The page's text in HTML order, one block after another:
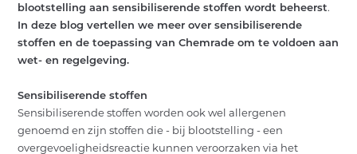
blootstelling aan sensibiliserende stoffen wordt beheerst.
In deze blog vertellen we meer over sensibiliserende
stoffen en de toepassing van Chemrade om te voldoen aan
wet- en regelgeving.
Sensibiliserende stoffen
Sensibiliserende stoffen worden ook wel allergenen
genoemd en zijn stoffen die - bij blootstelling - een
overgevoeligheidsreactie kunnen veroorzaken via het
ACADEMY
OVER ONS
ACTUEEL
CONTACT